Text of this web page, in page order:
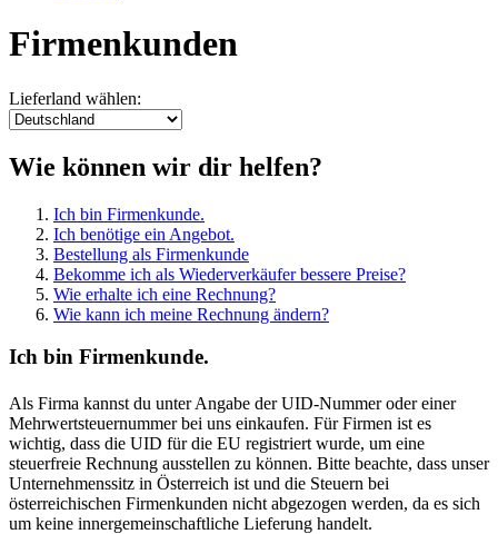
Firmenkunden
Lieferland wählen:
Wie können wir dir helfen?
Ich bin Firmenkunde.
Ich benötige ein Angebot.
Bestellung als Firmenkunde
Bekomme ich als Wiederverkäufer bessere Preise?
Wie erhalte ich eine Rechnung?
Wie kann ich meine Rechnung ändern?
Ich bin Firmenkunde.
Als Firma kannst du unter Angabe der UID-Nummer oder einer
Mehrwertsteuernummer bei uns einkaufen. Für Firmen ist es
wichtig, dass die UID für die EU registriert wurde, um eine
steuerfreie Rechnung ausstellen zu können. Bitte beachte, dass unser
Unternehmenssitz in Österreich ist und die Steuern bei
österreichischen Firmenkunden nicht abgezogen werden, da es sich
um keine innergemeinschaftliche Lieferung handelt.